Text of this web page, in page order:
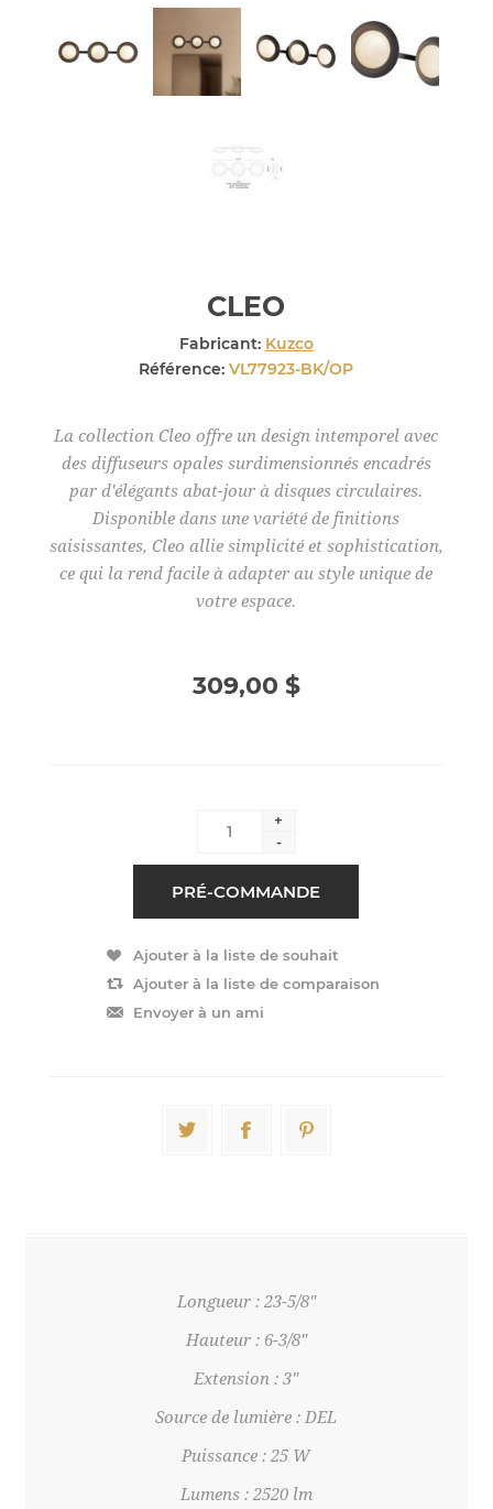
CLEO
Fabricant: Kuzco
Référence: VL77923-BK/OP
La collection Cleo offre un design intemporel avec
des diffuseurs opales surdimensionnés encadrés
par d'élégants abat-jour à disques circulaires.
Disponible dans une variété de finitions
saisissantes, Cleo allie simplicité et sophistication,
ce qui la rend facile à adapter au style unique de
votre espace.
309,00 $
+
-
Longueur : 23-5/8"
Hauteur : 6-3/8"
Extension : 3"
Source de lumière : DEL
Puissance : 25 W
Lumens : 2520 lm